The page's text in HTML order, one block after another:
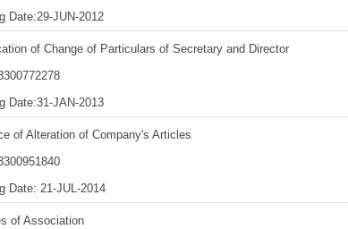
Date:29-JUN-2012
of Change of Particulars of Secretary and Director
Date:31-JAN-2013
of Alteration of Company's Articles
Date: 21-JUL-2014
of Association